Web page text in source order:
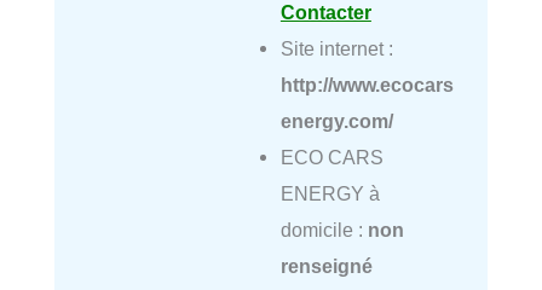
Contacter
Site internet :
http://www.ecocars
energy.com/
ECO CARS
ENERGY à
domicile : non
renseigné